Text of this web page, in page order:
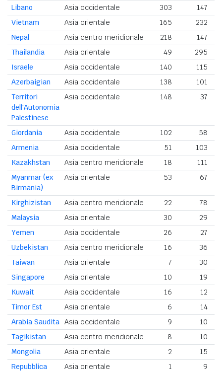
Libano
Asia occidentale 303
147
Vietnam
Asia orientale 165
232
Nepal
Asia centro meridionale 218
147
Thailandia
Asia orientale 49
295
Israele
Asia occidentale 140
115
Azerbaigian
Asia occidentale 138
101
Territori
dell'Autonomia
Palestinese
Asia occidentale 148 37
Giordania Asia occidentale 102
58
Armenia
Asia occidentale 51
103
Kazakhstan
Asia centro meridionale 18
111
Myanmar (ex
Birmania)
Asia orientale 53 67
Kirghizistan Asia centro meridionale 22
78
Malaysia
Asia orientale 30
29
Yemen
Asia occidentale 26
27
Uzbekistan
Asia centro meridionale 16
36
Taiwan
Asia orientale 7
30
Singapore
Asia orientale 10
19
Kuwait
Asia occidentale 16
12
Timor Est
Asia orientale 6
14
Arabia Saudita Asia occidentale 9
10
Tagikistan
Asia centro meridionale 8
10
Mongolia
Asia orientale 2
15
Repubblica
Asia orientale 1 9